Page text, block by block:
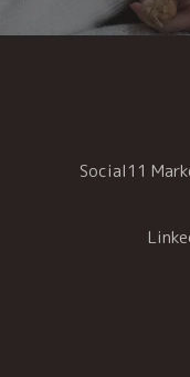
Social11